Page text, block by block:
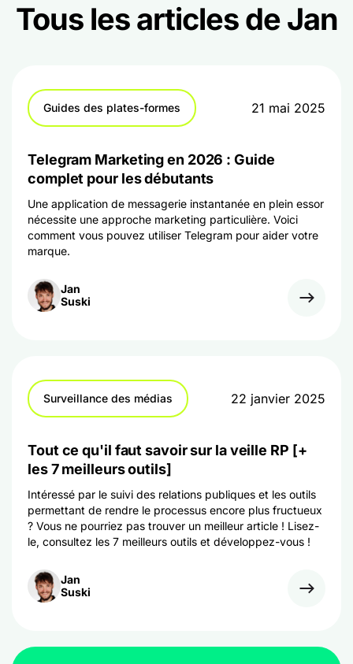
Tous les articles de Jan
Guides des plates-formes 21 mai 2025
Telegram Marketing en 2026 : Guide
complet pour les débutants
Une application de messagerie instantanée en plein essor
nécessite une approche marketing particulière. Voici
comment vous pouvez utiliser Telegram pour aider votre
marque.
Jan
Suski
Surveillance des médias 22 janvier 2025
Tout ce qu'il faut savoir sur la veille RP [+
les 7 meilleurs outils]
Intéressé par le suivi des relations publiques et les outils
permettant de rendre le processus encore plus fructueux
? Vous ne pourriez pas trouver un meilleur article ! Lisez-
le, consultez les 7 meilleurs outils et développez-vous !
Jan
Suski